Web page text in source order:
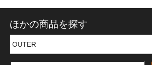
ほかの商品を探す